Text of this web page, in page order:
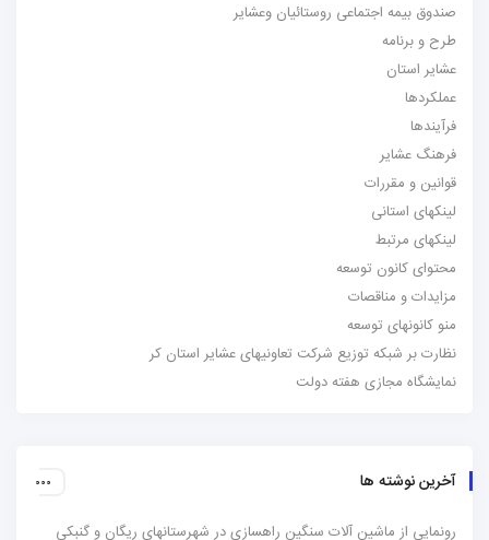
بیمه اجتماعی روستائیان وعشایر
برنامه
استان
عشایر
و مقررات
استانی
مرتبط
کانون توسعه
و مناقصات
توسعه
بر شبکه توزیع شرکت تعاونیهای عشایر استان کر
مجازی هفته دولت
نوشته ها
از ماشین آلات سنگین راهسازی در شهرستانهای ریگان و گنبکی